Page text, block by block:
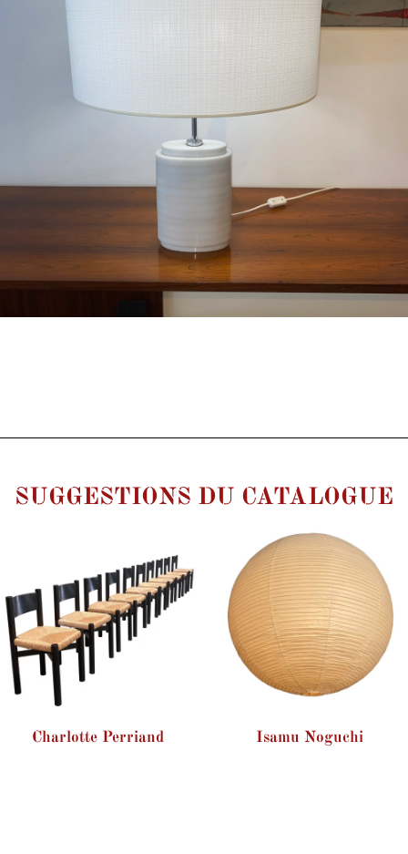
SUGGESTIONS DU CATALOGUE
Charlotte Perriand Isamu Noguchi